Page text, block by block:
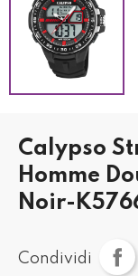
Calypso
Homme
Noir-
Condividi